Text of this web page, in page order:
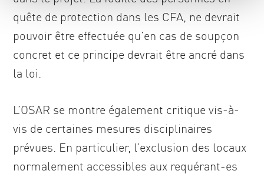
quête de protection dans les CFA, ne devrait
pouvoir être effectuée qu’en cas de soupçon
concret et ce principe devrait être ancré dans
la loi.
L’OSAR se montre également critique vis-à-
vis de certaines mesures disciplinaires
prévues. En particulier, l’exclusion des locaux
normalement accessibles aux requérant-es